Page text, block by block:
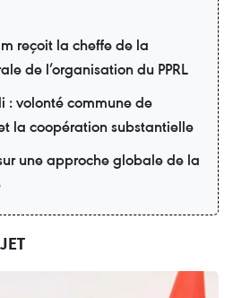
reçoit la cheffe de la
de l’organisation du PPRL
: volonté commune de
la coopération substantielle
une approche globale de la